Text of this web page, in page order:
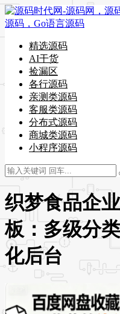
精选源码
AI干货
捡漏区
各行源码
亲测类源码
客服类源码
分布式源码
商城类源码
小程序源码
织梦食品企
板：多级分
化后台